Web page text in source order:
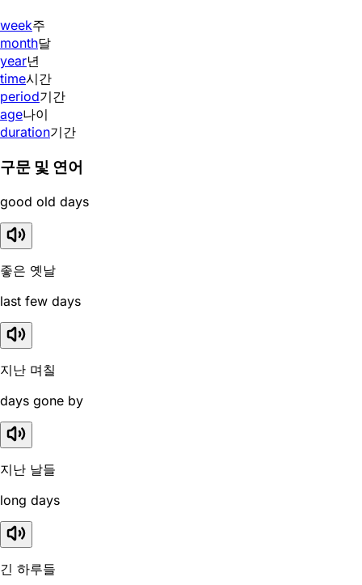
week주
month달
year년
time시간
period기간
age나이
duration기간
구문 및 연어
good old days
좋은 옛날
last few days
지난 며칠
days gone by
지난 날들
long days
긴 하루들